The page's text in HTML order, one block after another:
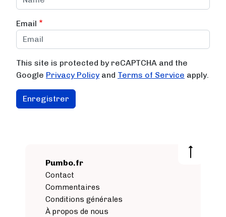
Email
This site is protected by reCAPTCHA and the
Google Privacy Policyand Terms of Service apply.
Pumbo.fr
Contact
Commentaires
Conditions générales
À propos de nous